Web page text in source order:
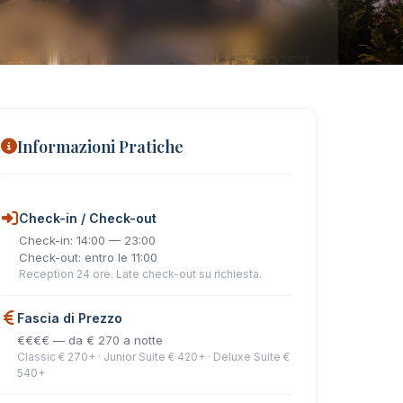
Informazioni Pratiche
Check-in / Check-out
Check-in: 14:00 — 23:00
Check-out: entro le 11:00
Reception 24 ore. Late check-out su richiesta.
Fascia di Prezzo
€€€€ — da € 270 a notte
Classic € 270+ · Junior Suite € 420+ · Deluxe Suite €
540+